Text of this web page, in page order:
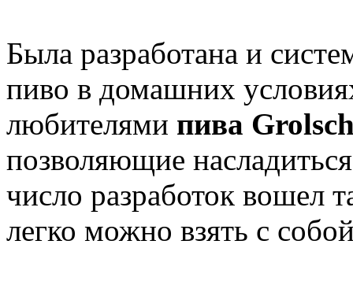
Была разработана и
пиво в домашних
любителями пива
позволяющие
число разработок вошел
легко можно взять с